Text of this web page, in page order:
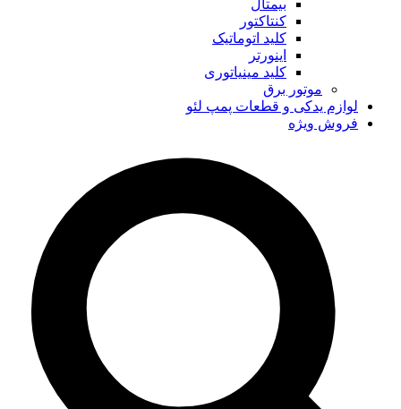
بیمتال
کنتاکتور
کلید اتوماتیک
اینورتر
کلید مینیاتوری
موتور برق
لوازم یدکی و قطعات پمپ لئو
فروش ویژه